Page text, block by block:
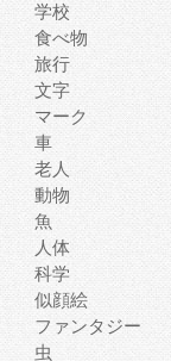
学校
食べ物
旅行
文字
マーク
車
老人
動物
魚
人体
科学
似顔絵
ファンタジー
虫